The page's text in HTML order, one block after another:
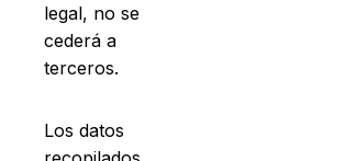
legal, no se
cederá a
terceros.
Los datos